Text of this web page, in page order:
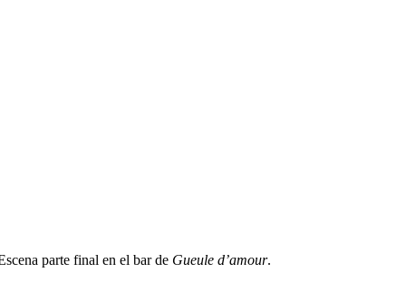
parte final en el bar de Gueule d’amour.